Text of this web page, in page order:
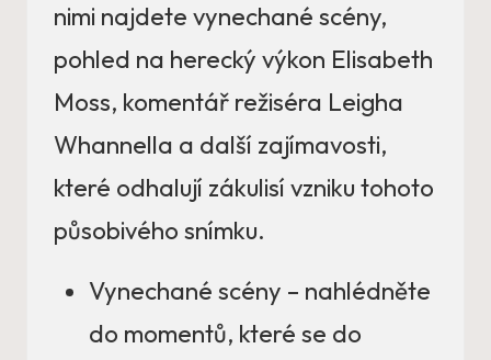
nimi najdete vynechané scény,
pohled na herecký výkon Elisabeth
Moss, komentář režiséra Leigha
Whannella a další zajímavosti,
které odhalují zákulisí vzniku tohoto
působivého snímku.
Vynechané scény – nahlédněte
do momentů, které se do